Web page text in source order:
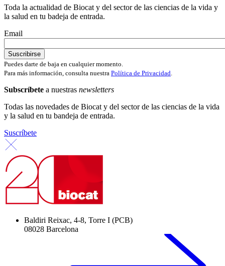
Toda la actualidad de Biocat y del sector de las ciencias de la vida y
la salud en tu badeja de entrada.
Email
Puedes darte de baja en cualquier momento.
Para más información, consulta nuestra Política de Privacidad.
Subscríbete a nuestras newsletters
Todas las novedades de Biocat y del sector de las ciencias de la vida
y la salud en tu bandeja de entrada.
Suscríbete
Baldiri Reixac, 4-8, Torre I (PCB)
08028 Barcelona